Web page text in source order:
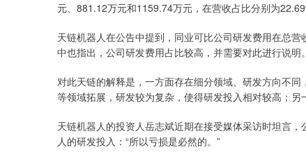
元、881.12万元和1159.74万元，在营收占比分别为
天链机器人在公告中提到，同业可比公司研发费用在总
中也指出，公司研发费用占比较高，并需要对此进行说明。
对此天链的解释是，一方面存在细分领域、研发方向不
等领域拓展，研发较为复杂，使得研发投入相对较高；
天链机器人的投资人岳志斌近期在接受媒体采访时坦言
人的研发投入：“所以亏损是必然的。”